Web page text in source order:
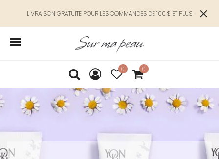
LIVRAISON GRATUITE POUR LES COMMANDES DE 100 $ ET PLUS
0 0